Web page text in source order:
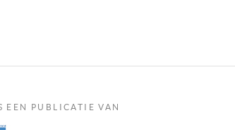
EEN PUBLICATIE VAN